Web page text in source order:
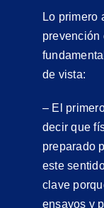
Lo primero
prevención
de vista:
– El
decir que
preparado
este
clave
ensayos y